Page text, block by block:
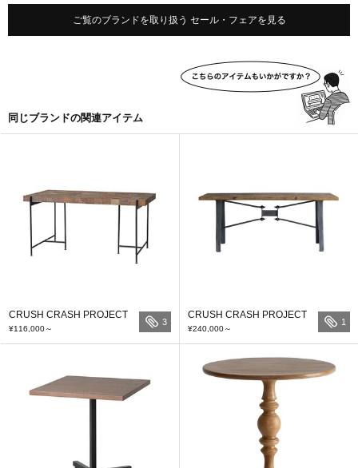
ご覧のブランドを取り扱う セール・フェアを見る
同じブランドの関連アイテム
CRUSH CRASH PROJECT
¥116,000～
3
CRUSH CRASH PROJECT
¥240,000～
1